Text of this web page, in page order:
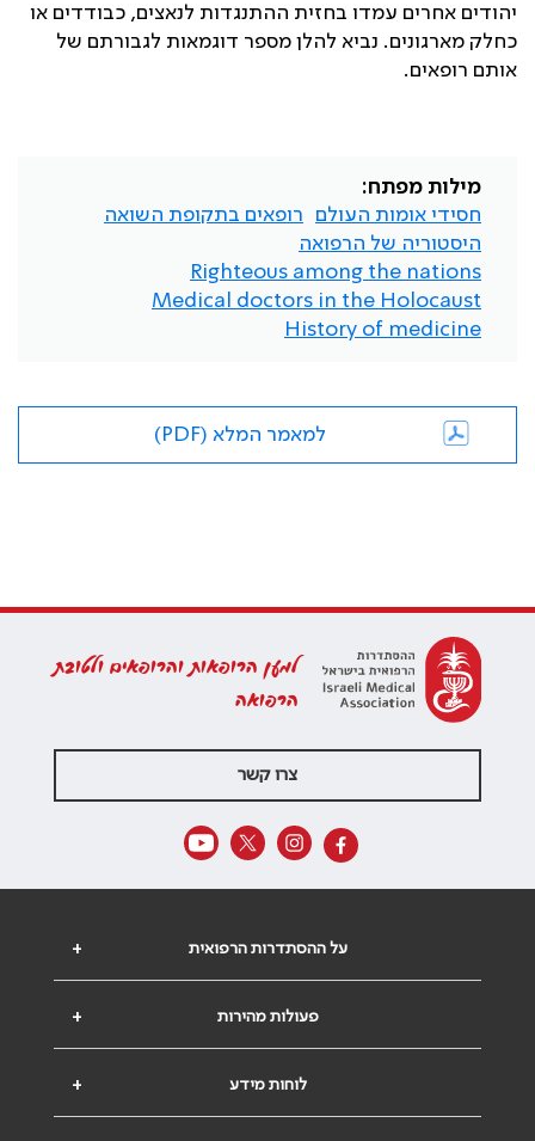
יהודים אחרים עמדו בחזית ההתנגדות לנאצים, כבודדים או
כחלק מארגונים. נביא להלן מספר דוגמאות לגבורתם של
אותם רופאים.
מילות מפתח:
חסידי אומות העולם
רופאים בתקופת השואה
היסטוריה של הרפואה
Righteous among the nations
Medical doctors in the Holocaust
History of medicine
למאמר המלא (PDF)
למען הרופאות והרופאים ולטובת
הרפואה
צרו קשר
+ על ההסתדרות הרפואית
+ פעולות מהירות
+ לוחות מידע